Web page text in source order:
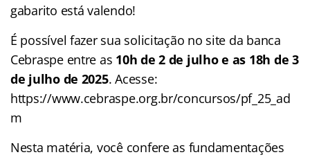
gabarito está valendo!
É possível fazer sua solicitação no site da banca
Cebraspe entre as 10h de 2 de julho e as 18h de 3
de julho de 2025. Acesse:
https://www.cebraspe.org.br/concursos/pf_25_ad
m
Nesta matéria, você confere as fundamentações